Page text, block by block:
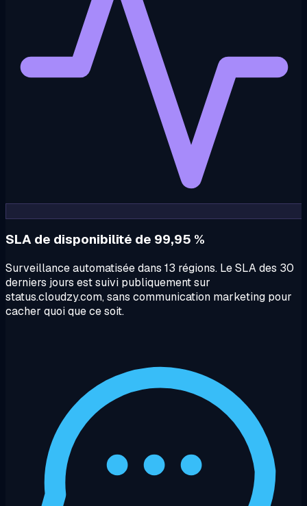
SLA de disponibilité de 99,95 %
Surveillance automatisée dans 13 régions. Le SLA des 30
derniers jours est suivi publiquement sur
status.cloudzy.com, sans communication marketing pour
cacher quoi que ce soit.